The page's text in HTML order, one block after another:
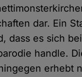
dar. Ein
dass es sich
handle.
erhebt